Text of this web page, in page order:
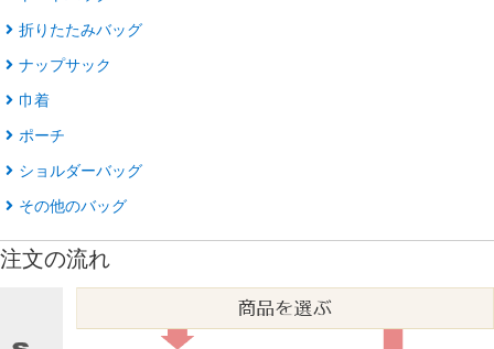
折りたたみバッグ
ナップサック
巾着
ポーチ
ショルダーバッグ
その他のバッグ
注文の流れ